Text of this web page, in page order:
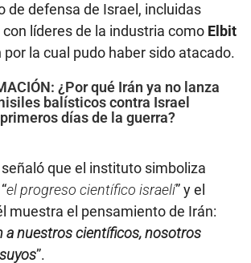
de defensa de Israel, incluidas
líderes de la industria como Elbit
por la cual pudo haber sido atacado.
¿Por qué Irán ya no lanza
balísticos contra Israel
días de la guerra?
que el instituto simboliza
el progreso científico israelí” y el
muestra el pensamiento de Irán:
a nuestros científicos, nosotros
”.